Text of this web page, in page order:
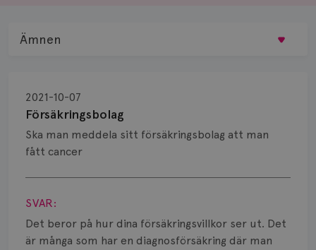
Försäkringsbolag
2021-10-07
Ska man meddela sitt försäkringsbolag att man
fått cancer
Visa svar
SVAR:
Det beror på hur dina försäkringsvillkor ser ut. Det
är många som har en diagnosförsäkring där man
Ämnen
Biopsi
Biverkningar
Knöl
Läkemedel